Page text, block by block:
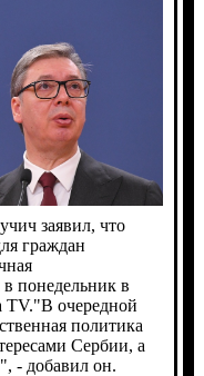
заявил, что
граждан
понедельник в
TV."В очередной
политика
Сербии, а
- добавил он.